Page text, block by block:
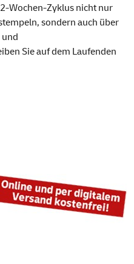
Wochen-Zyklus nicht nur
sondern auch über
und
Sie auf dem Laufenden